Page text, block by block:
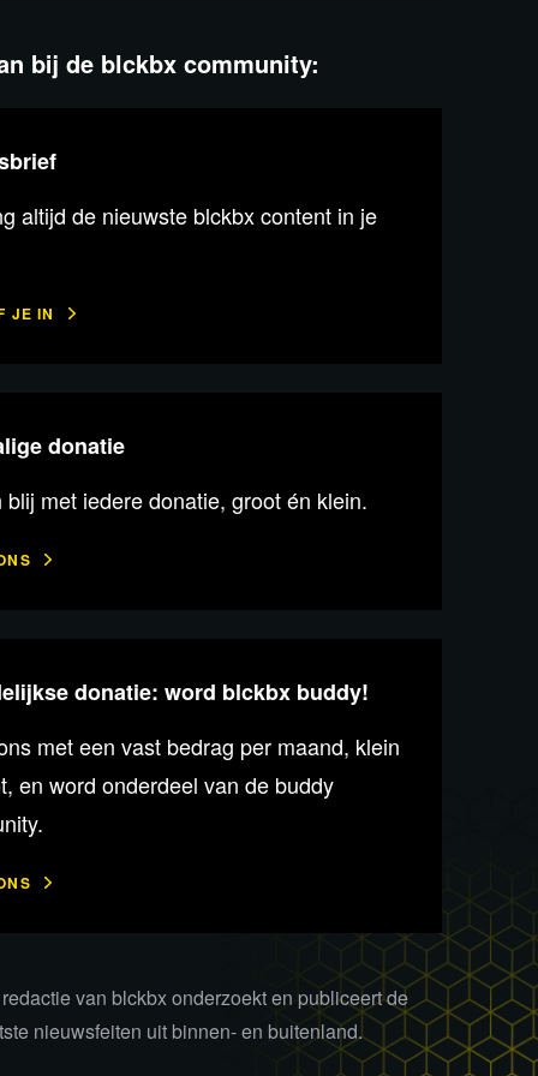
bij de blckbx community:
altijd de nieuwste blckbx content in je
JE IN
donatie
blij met iedere donatie, groot én klein.
donatie: word blckbx buddy!
met een vast bedrag per maand, klein
en word onderdeel van de buddy
van blckbx onderzoekt en publiceert de
nieuwsfeiten uit binnen- en buitenland.